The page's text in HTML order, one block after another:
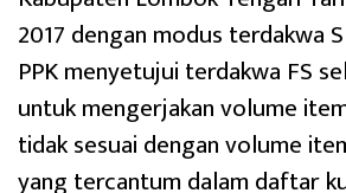
2017 dengan modus terdakwa
PPK menyetujui terdakwa FS
untuk mengerjakan volume
tidak sesuai dengan volume
yang tercantum dalam daftar